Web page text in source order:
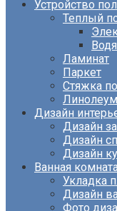
Устройство
Теплый
Ламинат
Паркет
Стяжка
Линолеум
Дизайн
Дизайн
Дизайн
Дизайн
Ванная
Укладка
Дизайн
Фото